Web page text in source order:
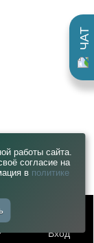
ЧАТ
Вход
работы сайта.
согласие на
в политике